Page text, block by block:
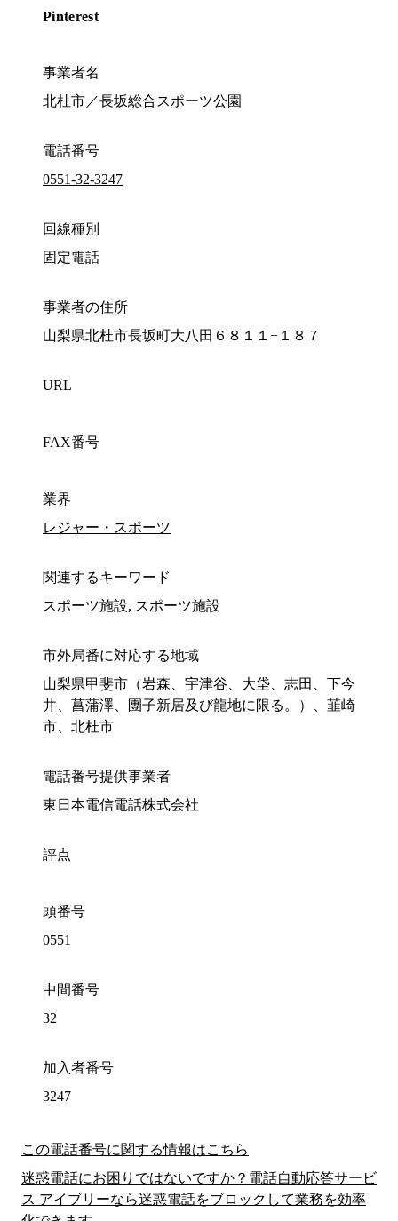
Pinterest
事業者名
北杜市／長坂総合スポーツ公園
電話番号
0551-32-3247
回線種別
固定電話
事業者の住所
山梨県北杜市長坂町大八田６８１１−１８７
URL
FAX番号
業界
レジャー・スポーツ
関連するキーワード
スポーツ施設, スポーツ施設
市外局番に対応する地域
山梨県甲斐市（岩森、宇津谷、大垈、志田、下今
井、菖蒲澤、團子新居及び龍地に限る。）、韮崎
市、北杜市
電話番号提供事業者
東日本電信電話株式会社
評点
頭番号
0551
中間番号
32
加入者番号
3247
この電話番号に関する情報はこちら
迷惑電話にお困りではないですか？電話自動応答サービ
ス アイブリーなら迷惑電話をブロックして業務を効率